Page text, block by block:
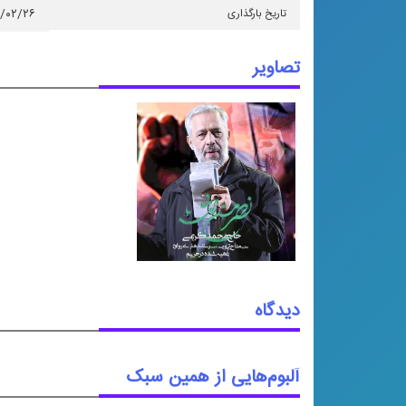
تاریخ بارگذاری ۱۴۰۵/
تصاویر
دیدگاه
آلبوم‌هایی از همین سبک